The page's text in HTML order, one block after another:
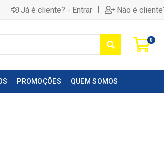
Já é cliente? - Entrar | Não é
0
PROMOÇÕES QUEM SOMOS